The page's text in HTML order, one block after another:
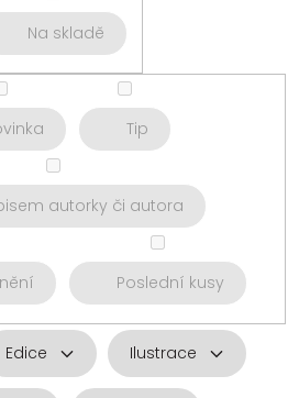
Na skladě
Tip
autorky či autora
Poslední kusy
Edice Ilustrace